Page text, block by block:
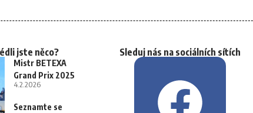
jste něco?
Mistr BETEXA
Grand Prix 2025
4.2.2026
Seznamte se
Sleduj nás na sociálních sítích